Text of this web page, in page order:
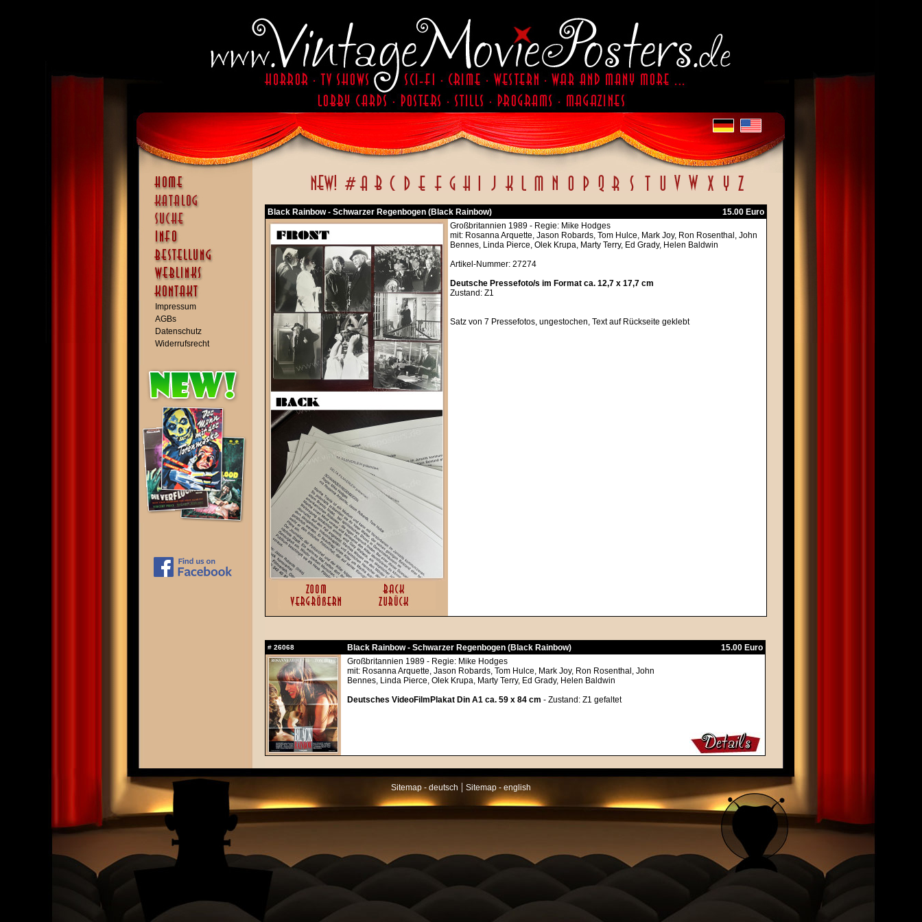
Impressum
AGBs
Datenschutz
Widerrufsrecht
Black Rainbow - Schwarzer Regenbogen (Black Rainbow)
15.00 Euro
Großbritannien 1989 - Regie: Mike Hodges
mit: Rosanna Arquette, Jason Robards, Tom Hulce, Mark Joy, Ron Rosenthal, John
Bennes, Linda Pierce, Olek Krupa, Marty Terry, Ed Grady, Helen Baldwin
Artikel-Nummer: 27274
Deutsche Pressefoto/s im Format ca. 12,7 x 17,7 cm
Zustand: Z1
Satz von 7 Pressefotos, ungestochen, Text auf Rückseite geklebt
# 26068 Black Rainbow - Schwarzer Regenbogen (Black Rainbow)
15.00 Euro
Großbritannien 1989 - Regie: Mike Hodges
mit: Rosanna Arquette, Jason Robards, Tom Hulce, Mark Joy, Ron Rosenthal, John
Bennes, Linda Pierce, Olek Krupa, Marty Terry, Ed Grady, Helen Baldwin
Deutsches VideoFilmPlakat Din A1 ca. 59 x 84 cm - Zustand: Z1 gefaltet
Sitemap - deutsch | Sitemap - english